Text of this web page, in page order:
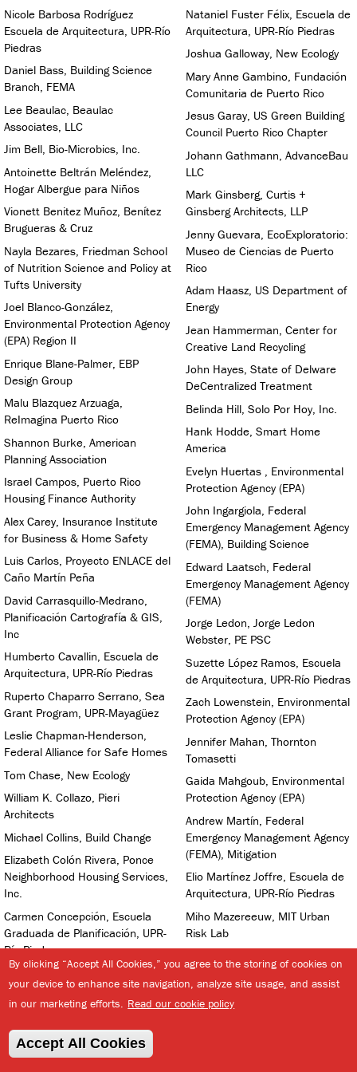
Nicole Barbosa Rodríguez
Escuela de Arquitectura, UPR-Río
Piedras
Daniel Bass, Building Science
Branch, FEMA
Lee Beaulac, Beaulac
Associates, LLC
Jim Bell, Bio-Microbics, Inc.
Antoinette Beltrán Meléndez,
Hogar Albergue para Niños
Vionett Benitez Muñoz, Benítez
Brugueras & Cruz
Nayla Bezares, Friedman School
of Nutrition Science and Policy at
Tufts University
Joel Blanco-González,
Environmental Protection Agency
(EPA) Region II
Enrique Blane-Palmer, EBP
Design Group
Malu Blazquez Arzuaga,
ReImagina Puerto Rico
Shannon Burke, American
Planning Association
Israel Campos, Puerto Rico
Housing Finance Authority
Alex Carey, Insurance Institute
for Business & Home Safety
Luis Carlos, Proyecto ENLACE del
Caño Martín Peña
David Carrasquillo-Medrano,
Planificación Cartografía & GIS,
Inc
Humberto Cavallin, Escuela de
Arquitectura, UPR-Río Piedras
Ruperto Chaparro Serrano, Sea
Grant Program, UPR-Mayagüez
Leslie Chapman-Henderson,
Federal Alliance for Safe Homes
Tom Chase, New Ecology
William K. Collazo, Pieri
Architects
Michael Collins, Build Change
Elizabeth Colón Rivera, Ponce
Neighborhood Housing Services,
Inc.
Carmen Concepción, Escuela
Graduada de Planificación, UPR-
Río Piedras
Paul Craig, South Central Public
Health Department Idaho
Alan Crumley, GeoConsult Inc.
Pedro Cruz, Escuela de
Arquitectura, UPR-Río Piedras
Nataniel Fuster Félix, Escuela de
Arquitectura, UPR-Río Piedras
Joshua Galloway, New Ecology
Mary Anne Gambino, Fundación
Comunitaria de Puerto Rico
Jesus Garay, US Green Building
Council Puerto Rico Chapter
Johann Gathmann, AdvanceBau
LLC
Mark Ginsberg, Curtis +
Ginsberg Architects, LLP
Jenny Guevara, EcoExploratorio:
Museo de Ciencias de Puerto
Rico
Adam Haasz, US Department of
Energy
Jean Hammerman, Center for
Creative Land Recycling
John Hayes, State of Delware
DeCentralized Treatment
Belinda Hill, Solo Por Hoy, Inc.
Hank Hodde, Smart Home
America
Evelyn Huertas , Environmental
Protection Agency (EPA)
John Ingargiola, Federal
Emergency Management Agency
(FEMA), Building Science
Edward Laatsch, Federal
Emergency Management Agency
(FEMA)
Jorge Ledon, Jorge Ledon
Webster, PE PSC
Suzette López Ramos, Escuela
de Arquitectura, UPR-Río Piedras
Zach Lowenstein, Environmental
Protection Agency (EPA)
Jennifer Mahan, Thornton
Tomasetti
Gaida Mahgoub, Environmental
Protection Agency (EPA)
Andrew Martín, Federal
Emergency Management Agency
(FEMA), Mitigation
Elio Martínez Joffre, Escuela de
Arquitectura, UPR-Río Piedras
Miho Mazereeuw, MIT Urban
Risk Lab
Emergency Management Agency
(FEMA), Community Planning and
Capacity Building
By clicking “Accept All Cookies,” you agree to the storing of cookies on
your device to enhance site navigation, analyze site usage, and assist
in our marketing efforts. Read our cookie policy
Accept All Cookies